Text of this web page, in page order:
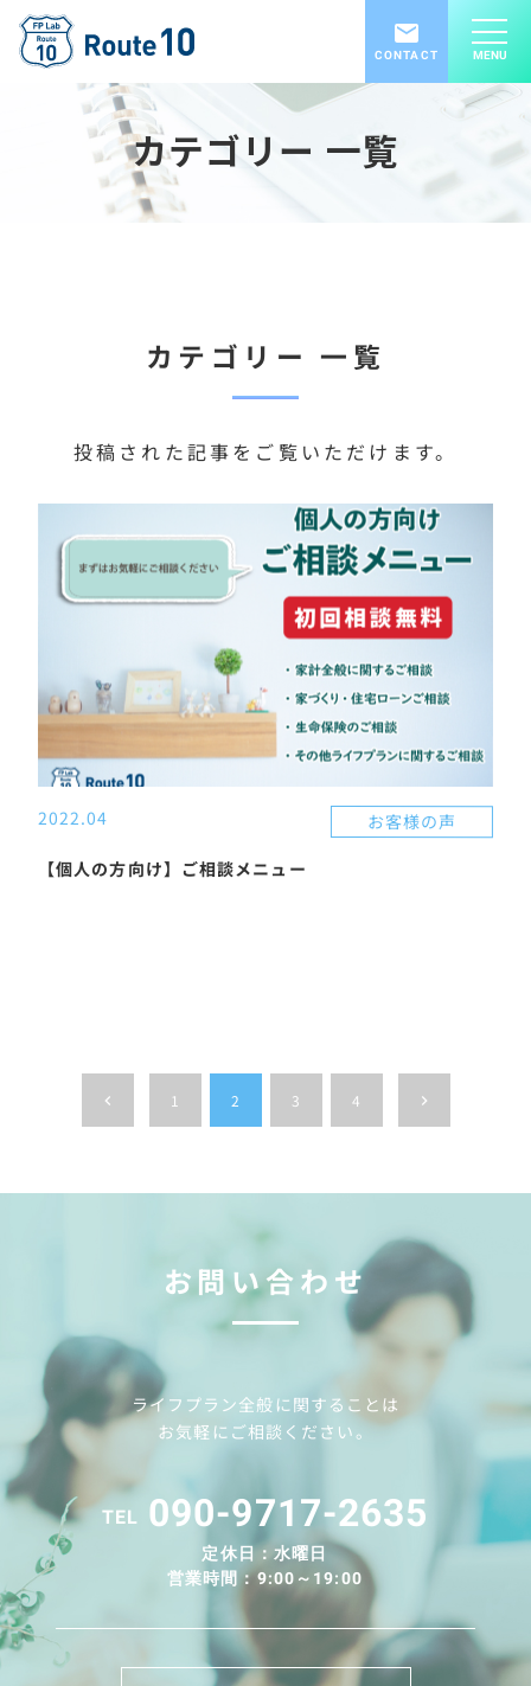
CONTACT MENU
カテゴリー 一覧
カテゴリー 一覧
投稿された記事をご覧いただけます。
左右に指をスワイプしてください。
2022.04 お客様の声
【個人の方向け】ご相談メニュー
ペ
り
keyboard_arrow_left 1 2 3 4 keyboard_arrow_right
お問い合わせ
ライフプラン全般に関することは
お気軽にご相談ください。
TEL 090-9717-2635
定休日：水曜日
営業時間：9:00～19:00